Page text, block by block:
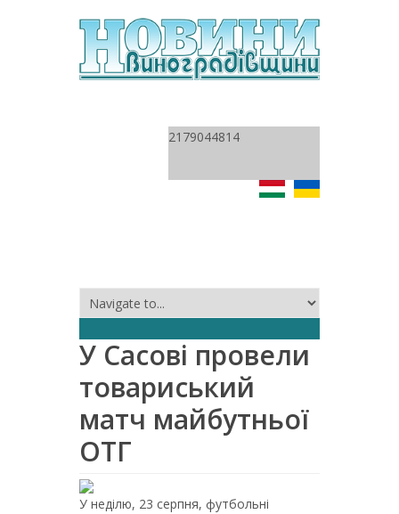
2179044814
У Сасові провели
товариський
матч майбутньої
ОТГ
У неділю, 23 серпня, футбольні